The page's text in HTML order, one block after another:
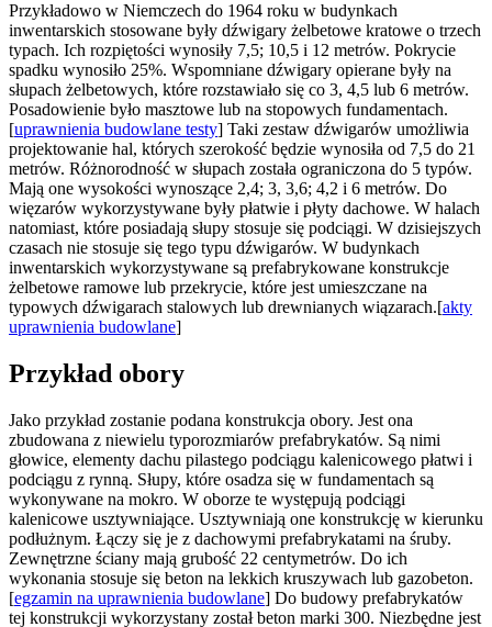
Przykładowo w Niemczech do 1964 roku w budynkach
inwentarskich stosowane były dźwigary żelbetowe kratowe o trzech
typach. Ich rozpiętości wynosiły 7,5; 10,5 i 12 metrów. Pokrycie
spadku wynosiło 25%. Wspomniane dźwigary opierane były na
słupach żelbetowych, które rozstawiało się co 3, 4,5 lub 6 metrów.
Posadowienie było masztowe lub na stopowych fundamentach.
[uprawnienia budowlane testy] Taki zestaw dźwigarów umożliwia
projektowanie hal, których szerokość będzie wynosiła od 7,5 do 21
metrów. Różnorodność w słupach została ograniczona do 5 typów.
Mają one wysokości wynoszące 2,4; 3, 3,6; 4,2 i 6 metrów. Do
więzarów wykorzystywane były płatwie i płyty dachowe. W halach
natomiast, które posiadają słupy stosuje się podciągi. W dzisiejszych
czasach nie stosuje się tego typu dźwigarów. W budynkach
inwentarskich wykorzystywane są prefabrykowane konstrukcje
żelbetowe ramowe lub przekrycie, które jest umieszczane na
typowych dźwigarach stalowych lub drewnianych wiązarach.[akty
uprawnienia budowlane]
Przykład obory
Jako przykład zostanie podana konstrukcja obory. Jest ona
zbudowana z niewielu typorozmiarów prefabrykatów. Są nimi
głowice, elementy dachu pilastego podciągu kalenicowego płatwi i
podciągu z rynną. Słupy, które osadza się w fundamentach są
wykonywane na mokro. W oborze te występują podciągi
kalenicowe usztywniające. Usztywniają one konstrukcję w kierunku
podłużnym. Łączy się je z dachowymi prefabrykatami na śruby.
Zewnętrzne ściany mają grubość 22 centymetrów. Do ich
wykonania stosuje się beton na lekkich kruszywach lub gazobeton.
[egzamin na uprawnienia budowlane] Do budowy prefabrykatów
tej konstrukcji wykorzystany został beton marki 300. Niezbędne jest